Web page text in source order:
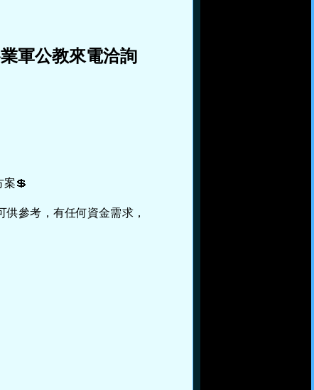
軍公教來電洽詢
案💲
參考，有任何資金需求，